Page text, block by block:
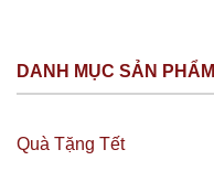
DANH MỤC SẢN PHẨM
Quà Tặng Tết